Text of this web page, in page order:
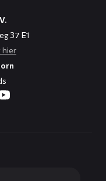
37 E1
hier